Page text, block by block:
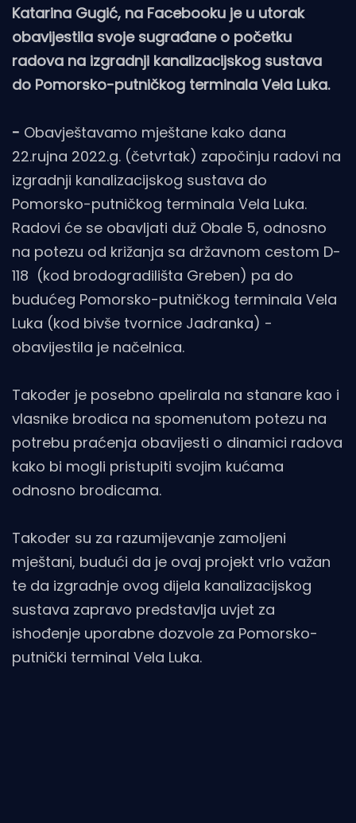
Katarina Gugić, na Facebooku je u utorak
obavijestila svoje sugrađane o početku
radova na izgradnji kanalizacijskog sustava
do Pomorsko-putničkog terminala Vela Luka.
- Obavještavamo mještane kako dana
22.rujna 2022.g. (četvrtak) započinju radovi na
izgradnji kanalizacijskog sustava do
Pomorsko-putničkog terminala Vela Luka.
Radovi će se obavljati duž Obale 5, odnosno
na potezu od križanja sa državnom cestom D-
118 (kod brodogradilišta Greben) pa do
budućeg Pomorsko-putničkog terminala Vela
Luka (kod bivše tvornice Jadranka) -
obavijestila je načelnica.
Također je posebno apelirala na stanare kao i
vlasnike brodica na spomenutom potezu na
potrebu praćenja obavijesti o dinamici radova
kako bi mogli pristupiti svojim kućama
odnosno brodicama.
Također su za razumijevanje zamoljeni
mještani, budući da je ovaj projekt vrlo važan
te da izgradnje ovog dijela kanalizacijskog
sustava zapravo predstavlja uvjet za
ishođenje uporabne dozvole za Pomorsko-
putnički terminal Vela Luka.